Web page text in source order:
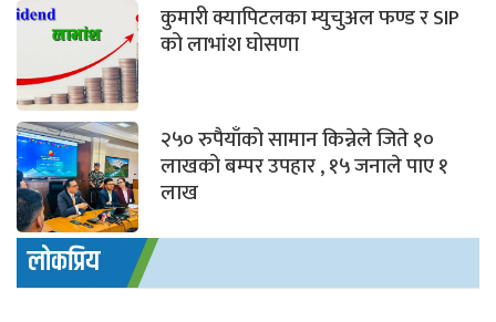
कुमारी क्यापिटलका म्युचुअल फण्ड र SIP
को लाभांश घोसणा
२५० रुपैयाँको सामान किन्नेले जिते १०
लाखको बम्पर उपहार , १५ जनाले पाए १
लाख
लोकप्रिय